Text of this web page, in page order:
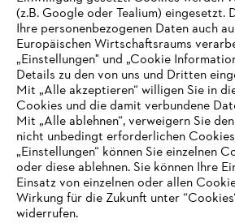
Unternehmen
Online Shop
Service
IHR BROWSER WIRD
UNTERSTÜTZT
(z.B. Google oder Tealium) eingesetzt.
Ihre personenbezogenen Daten auch
Europäischen Wirtschaftsraums
„Einstellungen" und „Cookie
Details zu den von uns und Dritten
Mit „Alle akzeptieren“ willigen Sie in
Cookies und die damit verbundene
Mit „Alle ablehnen“, verweigern Sie
nicht unbedingt erforderlichen
„Einstellungen“ können Sie einzelnen
oder diese ablehnen. Sie können Ihre
Einsatz von einzelnen oder allen
Wirkung für die Zukunft unter
widerrufen.